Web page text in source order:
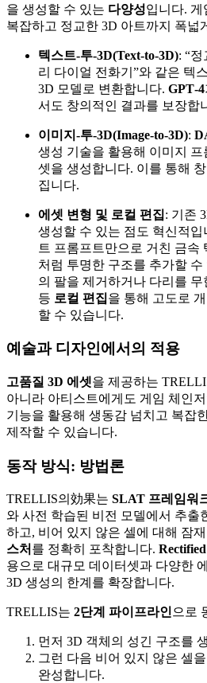
을 생성할 수 있는 다양성입니다. 게
복잡하고 정교한 3D 아트까지 폭넓
텍스트‑투‑3D(Text‑to‑3D): “
리 다이얼 전화기”와 같은 텍
3D 모델로 변환합니다. GPT‑4
서도 창의적인 결과를 보장합
이미지‑투‑3D(Image‑to‑3D):
생성 기술을 활용해 이미지 프
셋을 생성합니다. 이를 통해
집니다.
에셋 변형 및 로컬 편집: 기존
생성할 수 있는 점도 혁신적
트 프롬프트만으로 거친 금속
처럼 투명한 구조를 추가할
의 팔을 제거하거나 다리를
등 로컬 편집을 통해 고도로
할 수 있습니다.
예술과 디자인에서의 적용
고품질 3D 에셋을 제공하는
아니라 아티스트에게도 게임 체인
기능을 활용해 생동감 넘치고 복잡
제작할 수 있습니다.
동작 방식: 방법론
TRELLIS의効果는 SLAT 프레임워
와 사전 학습된 비전 모델에서 추출
하고, 비어 있지 않은 셀에 대해 잠
스처 를 정확히 포착합니다.
용으로 대규모 데이터셋과 다양한
3D 생성의 한계를 확장합니다.
TRELLIS는 2단계 파이프라인 으로
먼저 3D 객체의 성긴 구조를
그런 다음 비어 있지 않은 셀
완성합니다.